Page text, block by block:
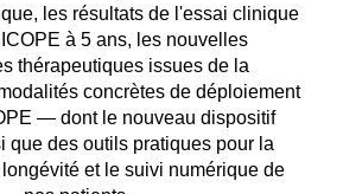
les résultats de l'essai clinique
à 5 ans, les nouvelles
thérapeutiques issues de la
concrètes de déploiement
— dont le nouveau dispositif
des outils pratiques pour la
et le suivi numérique de